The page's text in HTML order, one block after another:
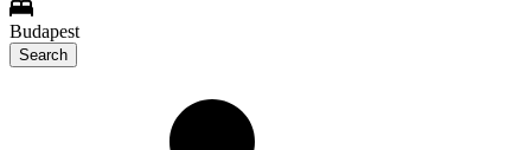
Budapest
Search